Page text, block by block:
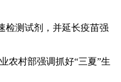
检测试剂，并延长疫苗强
农村部强调抓好“三夏”生